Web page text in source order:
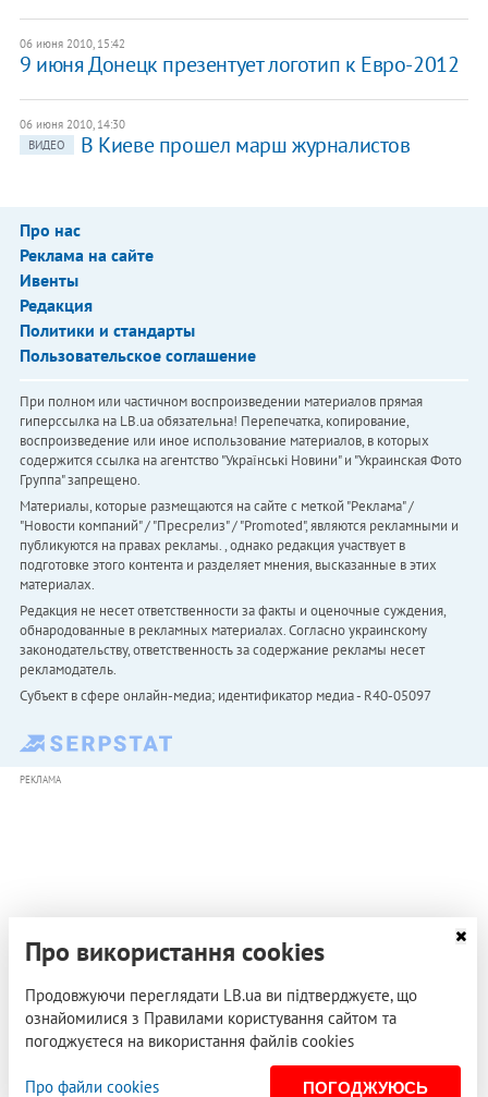
06 июня 2010, 15:42
9 июня Донецк презентует логотип к Евро-2012
06 июня 2010, 14:30
ВИДЕО
В Киеве прошел марш журналистов
Про нас
Реклама на сайте
Ивенты
Редакция
Политики и стандарты
Пользовательское соглашение
При полном или частичном воспроизведении материалов прямая
гиперссылка на LB.ua обязательна! Перепечатка, копирование,
воспроизведение или иное использование материалов, в которых
содержится ссылка на агентство "Українськi Новини" и "Украинская Фото
Группа" запрещено.
Материалы, которые размещаются на сайте с меткой "Реклама" /
"Новости компаний" / "Пресрелиз" / "Promoted", являются рекламными и
публикуются на правах рекламы. , однако редакция участвует в
подготовке этого контента и разделяет мнения, высказанные в этих
материалах.
Редакция не несет ответственности за факты и оценочные суждения,
обнародованные в рекламных материалах. Согласно украинскому
законодательству, ответственность за содержание рекламы несет
рекламодатель.
Субъект в сфере онлайн-медиа; идентификатор медиа - R40-05097
РЕКЛАМА
Про використання cookies
Продовжуючи переглядати LB.ua ви підтверджуєте, що
ознайомилися з Правилами користування сайтом та
погоджуєтеся на використання файлів cookies
Про файли cookies ПОГОДЖУЮСЬ